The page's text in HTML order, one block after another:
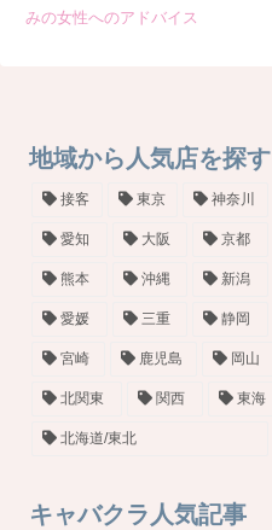
みの女性へのアドバイス
地域から人気店を探す
接客 東京 神奈川
愛知 大阪 京都
熊本 沖縄 新潟
愛媛 三重 静岡
宮崎 鹿児島 岡山
北関東 関西 東海
北海道/東北
キャバクラ人気記事